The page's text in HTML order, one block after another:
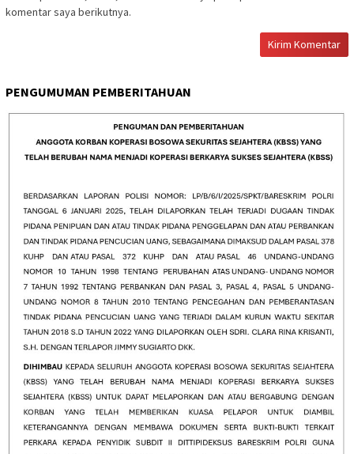
komentar saya berikutnya.
PENGUMUMAN PEMBERITAHUAN